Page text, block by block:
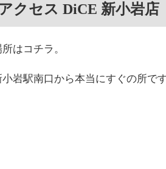
アクセス DiCE 新小岩店
はコチラ。
小岩駅南口から本当にすぐの所で